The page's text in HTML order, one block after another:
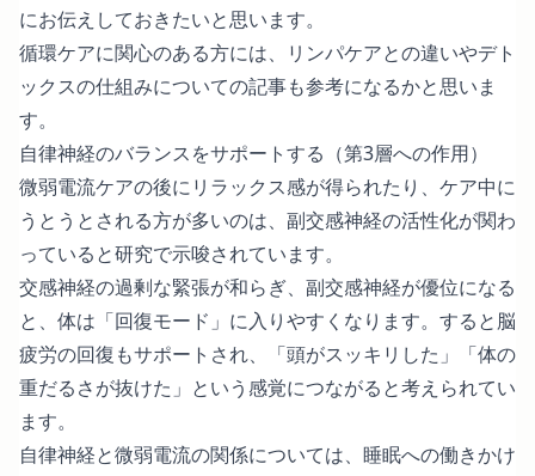
にお伝えしておきたいと思います。
循環ケアに関心のある方には、
リンパケアとの違いやデト
ックスの仕組みについての記事も参考になるかと思いま
す。
自律神経のバランスをサポートする（第3層への作用）
微弱電流ケアの後にリラックス感が得られたり、ケア中に
うとうとされる方が多いのは、副交感神経の活性化が関わ
っていると研究で示唆されています。
交感神経の過剰な緊張が和らぎ、副交感神経が優位になる
と、体は「回復モード」に入りやすくなります。すると脳
疲労の回復もサポートされ、「頭がスッキリした」「体の
重だるさが抜けた」という感覚につながると考えられてい
ます。
自律神経と微弱電流の関係については、 睡眠への働きかけ